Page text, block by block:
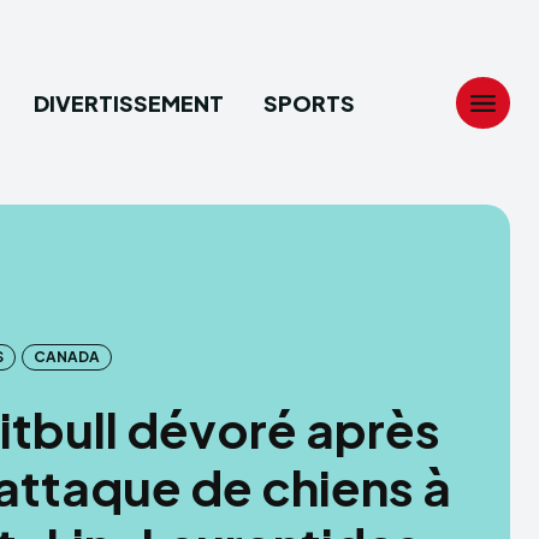
DIVERTISSEMENT SPORTS
CANADA
dévoré après
de chiens à